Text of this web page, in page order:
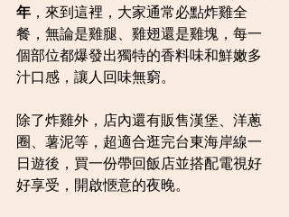
年 ，來到這裡，大家通常必點炸雞全
餐，無論是雞腿、雞翅還是雞塊，每一
個部位都爆發出獨特的香料味和鮮嫩多
汁口感，讓人回味無窮。
除了炸雞外，店內還有販售漢堡、洋蔥
圈、薯泥等，超適合逛完台東海岸線一
日遊後，買一份帶回飯店並搭配電視好
好享受，開啟愜意的夜晚。